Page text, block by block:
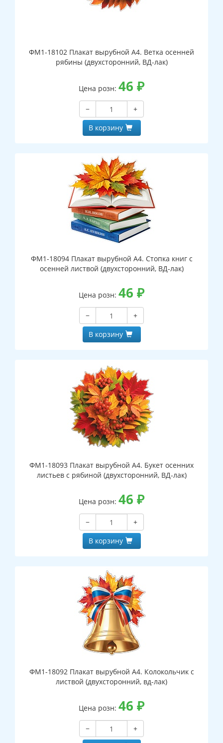
ФМ1-18102 Плакат вырубной А4. Ветка осенней
рябины (двухсторонний, ВД-лак)
Цена розн: 46 ₽
−
+
В корзину
ФМ1-18094 Плакат вырубной А4. Стопка книг с
осенней листвой (двухсторонний, ВД-лак)
Цена розн: 46 ₽
−
+
В корзину
ФМ1-18093 Плакат вырубной А4. Букет осенних
листьев с рябиной (двухсторонний, ВД-лак)
Цена розн: 46 ₽
−
+
В корзину
ФМ1-18092 Плакат вырубной А4. Колокольчик с
листвой (двухсторонний, вд-лак)
Цена розн: 46 ₽
−
+